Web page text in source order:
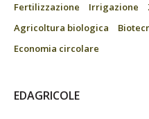
Fertilizzazione
Irrigazione
Agricoltura biologica
Economia circolare
EDAGRICOLE